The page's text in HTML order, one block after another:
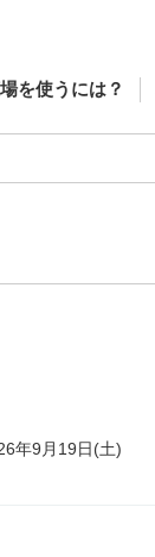
を使うには？
年9月19日(土)